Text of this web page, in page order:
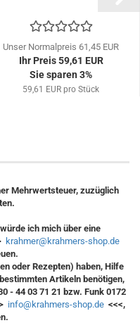
Unser Normalpreis 61,45 EUR
Ihr Preis 59,61 EUR
Sie sparen 3%
59,61 EUR pro Stück
Mehrwertsteuer, zuzüglich
ich mich über eine
krahmer@krahmers-shop.de
oder Rezepten) haben, Hilfe
Artikeln benötigen,
- 44 03 71 21 bzw. Funk 0172
info@krahmers-shop.de<<<,